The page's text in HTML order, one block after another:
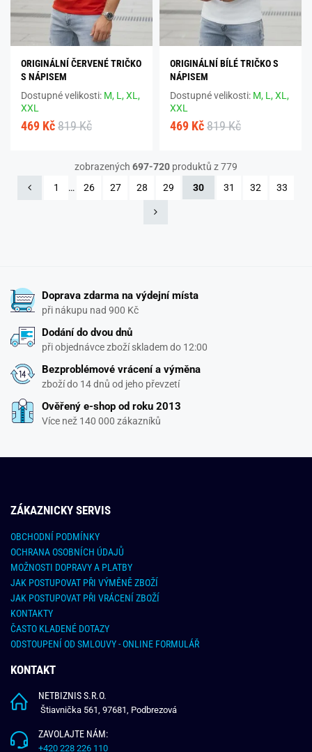
ORIGINÁLNÍ ČERVENÉ TRIČKO
S NÁPISEM
Dostupné velikosti: M, L,XL,
XXL
469 Kč 819 Kč
ORIGINÁLNÍ BÍLÉ TRIČKO S
NÁPISEM
Dostupné velikosti: M, L,XL,
XXL
469 Kč 819 Kč
zobrazených 697-720produktů z 779
1
… 26 27 28 29 30 31 32 33
Doprava zdarma na výdejní místa
při nákupu nad 900 Kč
Dodání do dvou dnů
při objednávce zboží skladem do 12:00
Bezproblémové vrácení a výměna
zboží do 14 dnů od jeho převzetí
Ověřený e-shop od roku 2013
Více než 140 000 zákazníků
ZÁKAZNICKY SERVIS
OBCHODNÍ PODMÍNKY
OCHRANA OSOBNÍCH ÚDAJŮ
MOŽNOSTI DOPRAVY A PLATBY
JAK POSTUPOVAT PŘI VÝMĚNĚ ZBOŽÍ
JAK POSTUPOVAT PŘI VRÁCENÍ ZBOŽÍ
KONTAKTY
ČASTO KLADENÉ DOTAZY
ODSTOUPENÍ OD SMLOUVY - ONLINE FORMULÁŘ
KONTAKT
NETBIZNIS S.R.O.
Štiavnička 561, 97681, Podbrezová
ZAVOLAJTE NÁM:
+420 228 226 110